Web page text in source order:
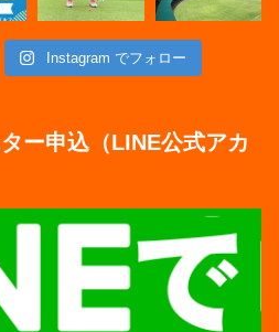
Instagram でフォロー
ー申込（LINE公式アカ